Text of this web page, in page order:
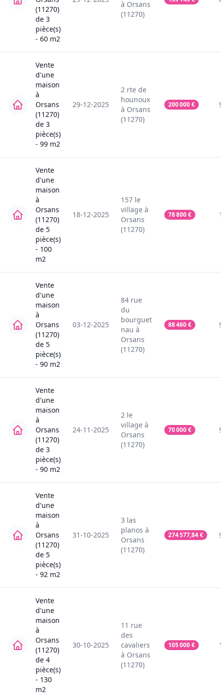
(11270)
de 3
pièce(s)
- 60 m2
à Orsans
(11270)
Vente
d'une
maison
à
Orsans
(11270)
de 3
pièce(s)
- 99 m2
29-12-2025
2 rte de
hounoux
à Orsans
(11270)
200 000€
Vente
d'une
maison
à
Orsans
(11270)
de 5
pièce(s)
- 100
m2
18-12-2025
157 le
village à
Orsans
(11270)
78 800€
Vente
d'une
maison
à
Orsans
(11270)
de 5
pièce(s)
- 90 m2
03-12-2025
84 rue
du
bourguet
nau à
Orsans
(11270)
88 460€
Vente
d'une
maison
à
Orsans
(11270)
de 3
pièce(s)
- 90 m2
24-11-2025
2 le
village à
Orsans
(11270)
70 000€
Vente
d'une
maison
à
Orsans
(11270)
de 5
pièce(s)
- 92 m2
31-10-2025
3 las
planos à
Orsans
(11270)
274 577,84€
Vente
d'une
maison
à
Orsans
(11270)
de 4
pièce(s)
- 130
m2
30-10-2025
11 rue
des
cavaliers
à Orsans
(11270)
105 000€